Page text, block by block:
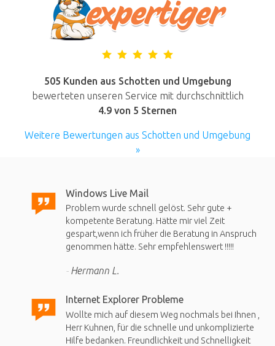
505 Kunden aus Schotten und Umgebung
bewerteten unseren Service mit durchschnittlich
4.9 von 5 Sternen
Weitere Bewertungen aus Schotten und Umgebung
»
Windows Live Mail
Problem wurde schnell gelöst. Sehr gute +
kompetente Beratung. Hätte mir viel Zeit
gespart,wenn ich früher die Beratung in Anspruch
genommen hätte. Sehr empfehlenswert !!!!!
Hermann L.
Internet Explorer Probleme
Wollte mich auf diesem Weg nochmals bei Ihnen ,
Herr Kuhnen, für die schnelle und unkomplizierte
Hilfe bedanken. Freundlichkeit und Schnelligkeit